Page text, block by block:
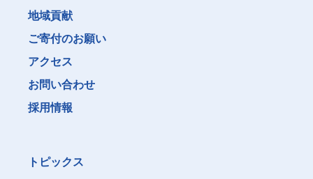
地域貢献
ご寄付のお願い
アクセス
お問い合わせ
採用情報
トピックス